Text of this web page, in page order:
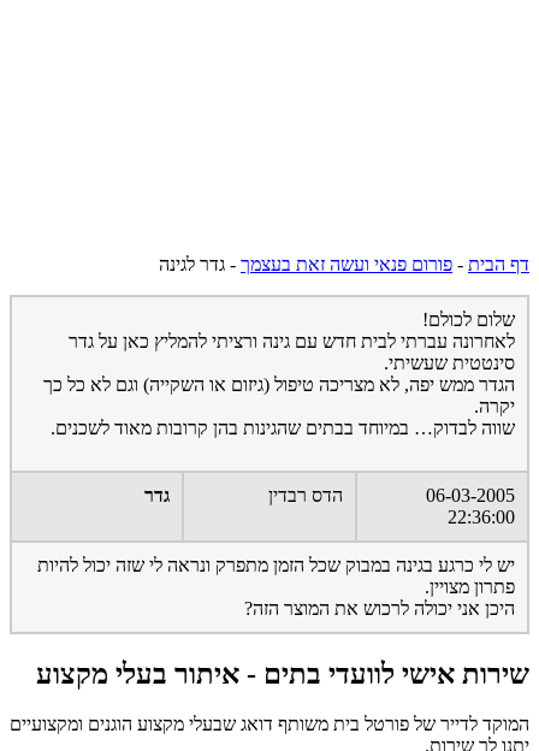
דף הבית - פורום פנאי ועשה זאת בעצמך - גדר לגינה
שלום לכולם!
לאחרונה עברתי לבית חדש עם גינה ורציתי להמליץ כאן על גדר
סינטטית שעשיתי.
הגדר ממש יפה, לא מצריכה טיפול (גיזום או השקייה) וגם לא כל כך
יקרה.
שווה לבדוק… במיוחד בבתים שהגינות בהן קרובות מאוד לשכנים.
06-03-2005
22:36:00
הדס רבדין גדר
יש לי כרגע בגינה במבוק שכל הזמן מתפרק ונראה לי שזה יכול להיות
פתרון מצויין.
היכן אני יכולה לרכוש את המוצר הזה?
שירות אישי לוועדי בתים - איתור בעלי מקצוע
המוקד לדייר של פורטל בית משותף דואג שבעלי מקצוע הוגנים ומקצועיים
יתנו לך שירות.